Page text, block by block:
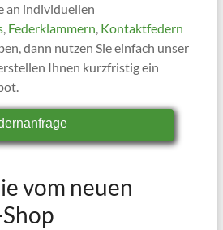
an individuellen
, Federklammern, Kontaktfedern
dann nutzen Sie einfach unser
Ihnen kurzfristig ein
vom neuen